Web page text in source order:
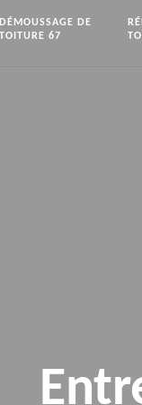
DÉMOUSSAGE DE
TOITURE 67